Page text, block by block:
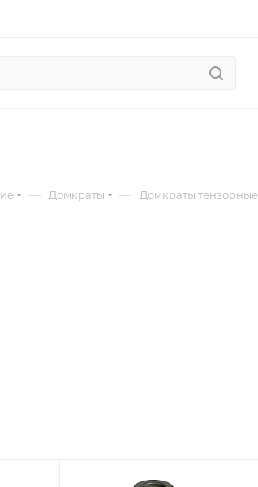
— Домкраты — Домкраты тензорные